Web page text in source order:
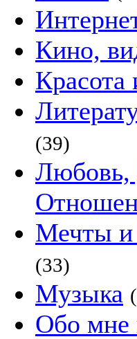
Кино,
(39)
Любовь,
Мечты и
(33)
Музыка
Обо мне